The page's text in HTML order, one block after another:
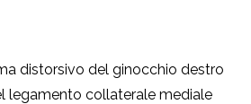
distorsivo del ginocchio destro
legamento collaterale mediale